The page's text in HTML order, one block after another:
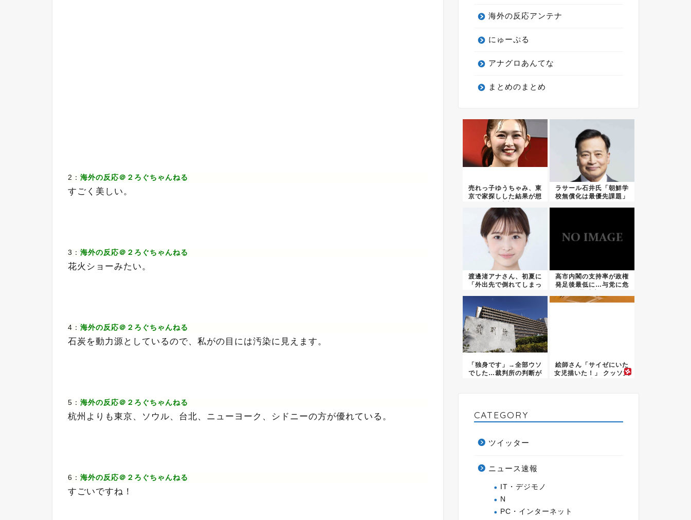
2： 海外の反応＠２ろぐちゃんねる
すごく美しい。
3： 海外の反応＠２ろぐちゃんねる
花火ショーみたい。
4： 海外の反応＠２ろぐちゃんねる
石炭を動力源としているので、私がの目には汚染に見えます。
5： 海外の反応＠２ろぐちゃんねる
杭州よりも東京、ソウル、台北、ニューヨーク、シドニーの方が優れている。
6： 海外の反応＠２ろぐちゃんねる
すごいですね！
海外の反応アンテナ
にゅーぷる
アナグロあんてな
まとめのまとめ
売れっ子ゆうちゃみ、東
京で家探しした結果が想
ラサール石井氏「朝鮮学
校無償化は最優先課題」
渡邊渚アナさん、初夏に
「外出先で倒れてしまっ
高市内閣の支持率が政権
発足後最低に…与党に危
「独身です」→全部ウソ
でした…裁判所の判断が
絵師さん「サイゼにいた
女児描いた！」 クッソ大
CATEGORY
ツイッター
ニュース速報
IT・デジモノ
N
PC・インターネット